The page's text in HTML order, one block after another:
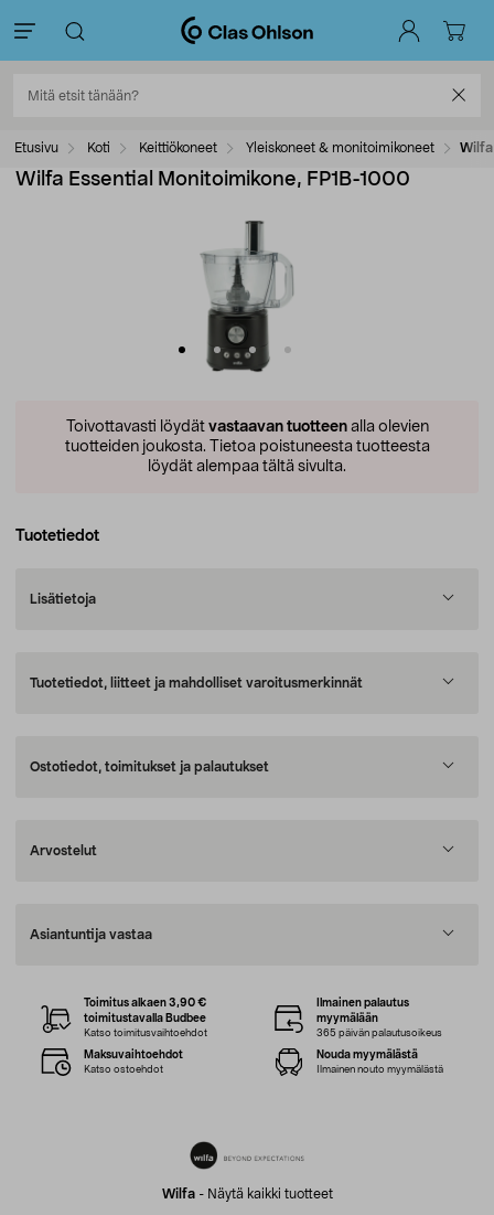
Etusivu Koti Keittiökoneet Yleiskoneet & monitoimikoneet Wilfa
Wilfa Essential Monitoimikone, FP1B-1000
Toivottavasti löydät vastaavan tuotteenalla olevien
tuotteiden joukosta. Tietoa poistuneesta tuotteesta
löydät alempaa tältä sivulta.
Tuotetiedot
Lisätietoja
Tuotetiedot, liitteet ja mahdolliset varoitusmerkinnät
Ostotiedot, toimitukset ja palautukset
Arvostelut
Asiantuntija vastaa
Wilfa- Näytä kaikki tuotteet
Toimitus alkaen 3,90 €
toimitustavalla Budbee
Katso toimitusvaihtoehdot
Ilmainen palautus
myymälään
365 päivän palautusoikeus
Maksuvaihtoehdot
Katso ostoehdot
Nouda myymälästä
Ilmainen nouto myymälästä